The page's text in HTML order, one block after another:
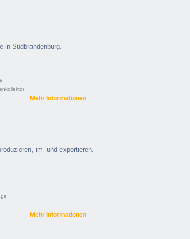
in Südbrandenburg.
Mehr Informationen
im- und exportieren.
Mehr Informationen